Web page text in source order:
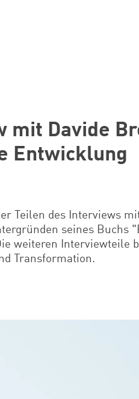
mit Davide
Entwicklung
Teilen des Interviews
seines Buchs
weiteren Interviewteile
Transformation.